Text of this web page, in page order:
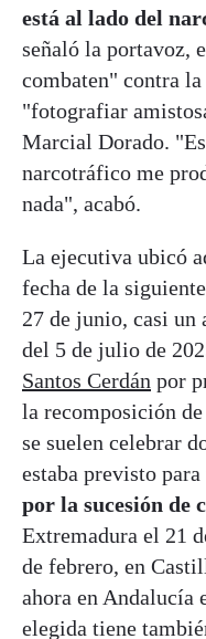
está al lado del
señaló la portavoz,
combaten" contra
"fotografiar
Marcial Dorado.
narcotráfico me
nada", acabó.
La ejecutiva ubicó
fecha de la
27 de junio, casi un
del 5 de julio de
Santos Cerdán por
la recomposición
se suelen celebrar
estaba previsto
por la sucesión de
Extremadura el 21
de febrero, en
ahora en Andalucía
elegida tiene